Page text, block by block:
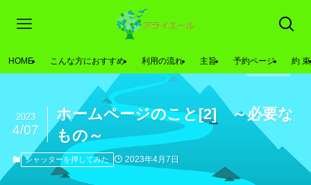
HOME こんな方におすすめ 利用の流れ 主旨 予約ページ 約 束
ホームページのこと[2] ～必要な
もの～
2023
4/07
シャッターを押してみた 2023年4月7日